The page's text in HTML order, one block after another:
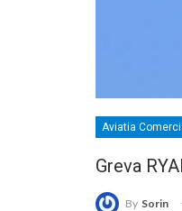
Aviatia
Greva
By Sorin